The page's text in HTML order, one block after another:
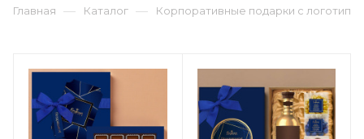
Главная — Каталог — Корпоративные подарки с